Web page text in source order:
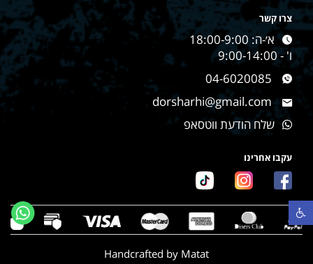
פתח סרגל נגישות
צרו קשר
א׳-ה: 18:00-9:00
ו' - 9:00-14:00
04-6020085
dorsharhi@gmail.com
שלח הודעת ווטסאפ
עקבו אחרינו
Handcrafted by Matat